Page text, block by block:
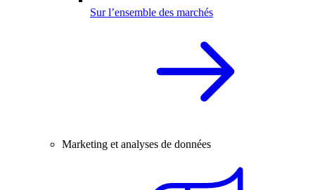
Sur l’ensemble des marchés
Marketing et analyses de données